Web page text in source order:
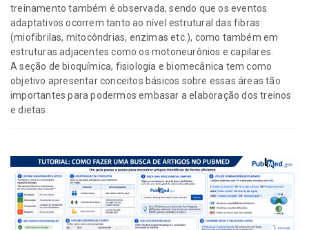
treinamento também é observada, sendo que os eventos
adaptativos ocorrem tanto ao nível estrutural das fibras
(miofibrilas, mitocôndrias, enzimas etc.), como também em
estruturas adjacentes como os motoneurônios e capilares.
A seção de bioquímica, fisiologia e biomecânica tem como
objetivo apresentar conceitos básicos sobre essas áreas tão
importantes para podermos embasar a elaboração dos treinos
e dietas.